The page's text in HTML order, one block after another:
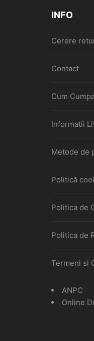
INFO
Cerere
Contact
Cum
Informatii
Metode de
Politică
Politica de
Politica de
Termeni si
ANPC
Online